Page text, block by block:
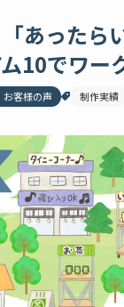
あったら
10でワー
客様の声 制作実績